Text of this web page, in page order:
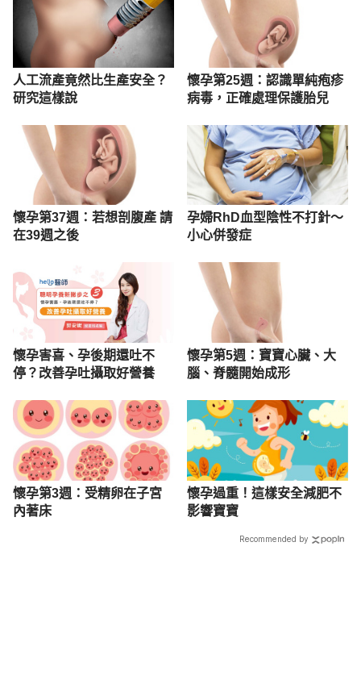
人工流產竟然比生產安全？
研究這樣說
懷孕第25週：認識單純疱疹
病毒，正確處理保護胎兒
懷孕第37週：若想剖腹產 請
在39週之後
孕婦RhD血型陰性不打針～
小心併發症
懷孕害喜、孕後期還吐不
停？改善孕吐攝取好營養
懷孕第5週：寶寶心臟、大
腦、脊髓開始成形
懷孕第3週：受精卵在子宮
內著床
懷孕過重！這樣安全減肥不
影響寶寶
Recommended by